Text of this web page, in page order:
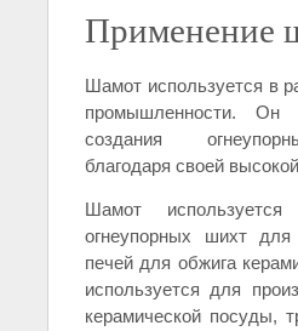
Применение
Шамот используется в
промышленности. Он
создания
благодаря своей
Шамот
огнеупорных шихт
печей для обжига
используется для
керамической посуды,